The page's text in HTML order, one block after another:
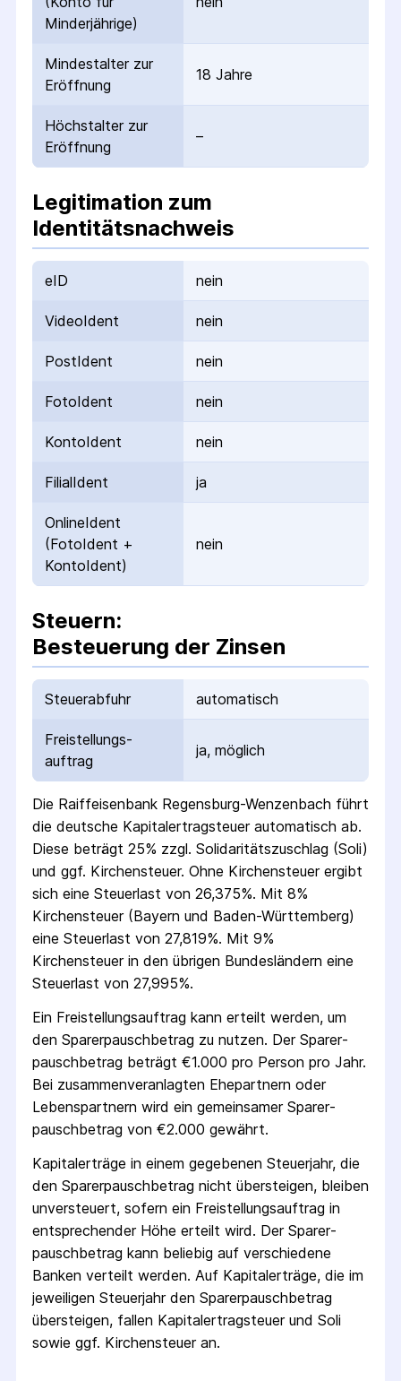
Minderjährige)
Mindestalter zur
Eröffnung
18 Jahre
Höchstalter zur
Eröffnung
–
Legitimation zum
Identitätsnachweis
eID nein
VideoIdent nein
PostIdent nein
FotoIdent nein
KontoIdent nein
FilialIdent ja
OnlineIdent
(FotoIdent +
KontoIdent)
nein
Steuern:
Besteuerung der Zinsen
Steuerabfuhr automatisch
Freistellungs­
auftrag
ja, möglich
Die Raiffeisenbank Regensburg-Wenzenbach führt
die deutsche Kapital­ertrag­steuer automatisch ab.
Diese beträgt 25% zzgl. Solidaritäts­zuschlag (Soli)
und ggf. Kirchensteuer. Ohne Kirchensteuer ergibt
sich eine Steuerlast von 26,375%. Mit 8%
Kirchensteuer (Bayern und Baden-Württemberg)
eine Steuerlast von 27,819%. Mit 9%
Kirchensteuer in den übrigen Bundesländern eine
Steuerlast von 27,995%.
Ein Freistellungs­auftrag kann erteilt werden, um
den Sparer­pausch­betrag zu nutzen. Der Sparer­
pausch­betrag beträgt €1.000 pro Person pro Jahr.
Bei zusammenveranlagten Ehepartnern oder
Lebenspartnern wird ein gemeinsamer Sparer­
pausch­betrag von €2.000 gewährt.
Kapitalerträge in einem gegebenen Steuerjahr, die
den Sparer­pausch­betrag nicht übersteigen, bleiben
unversteuert, sofern ein Freistellungs­auftrag in
entsprechender Höhe erteilt wird. Der Sparer­
pausch­betrag kann beliebig auf verschiedene
Banken verteilt werden. Auf Kapitalerträge, die im
jeweiligen Steuerjahr den Sparer­pausch­betrag
übersteigen, fallen Kapital­ertrag­steuer und Soli
sowie ggf. Kirchensteuer an.